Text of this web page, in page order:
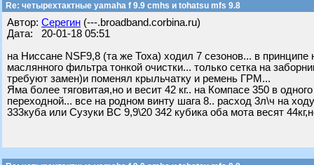
Re: четырехтактные yamaha f 9.9 cmhs и tohatsu mfs 9.8
Автор: Серегин (---.broadband.corbina.ru)
Дата: 20-01-18 05:51
на Ниссане NSF9,8 (та же Тоха) ходил 7 сезонов... в
маслянного фильтра тонкой очистки... только сетка на
требуют замен)и поменял крыльчатку и ремень ГРМ...
Яма более тяговитая,но и весит 42 кг.. на Компасе 350 в
переходной... все на родном винту шага 8.. расход 3л\ч на
333куба или Сузуки ВС 9,9\20 342 кубика оба мота весят